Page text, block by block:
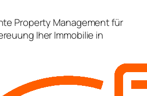
Property Management für
Iher Immobilie in